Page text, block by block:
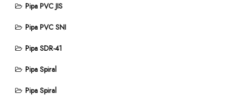
Pipa PVC JIS
Pipa PVC SNI
Pipa SDR-41
Pipa Spiral
Pipa Spiral